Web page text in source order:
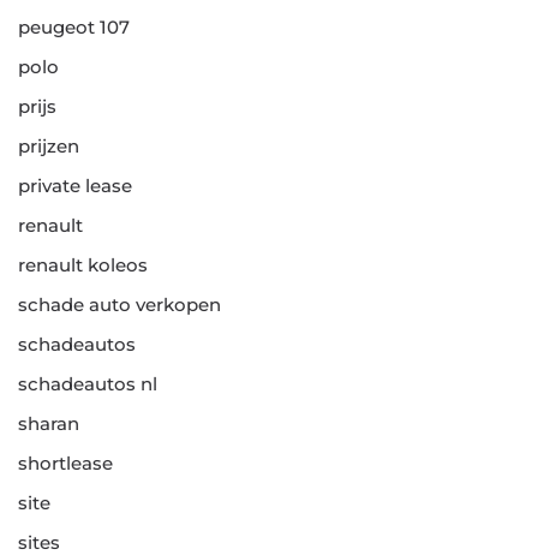
peugeot 107
polo
prijs
prijzen
private lease
renault
renault koleos
schade auto verkopen
schadeautos
schadeautos nl
sharan
shortlease
site
sites